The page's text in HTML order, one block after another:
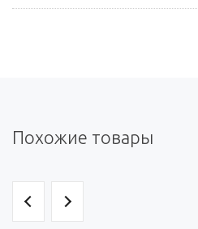
Похожие товары